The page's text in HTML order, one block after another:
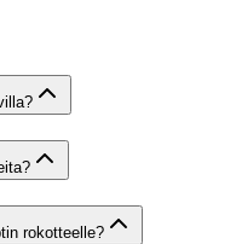
rokotteelle?